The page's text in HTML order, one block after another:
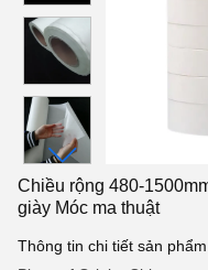
Chiều rộng 480-
giày Móc ma thuật
Thông tin chi tiết sản phẩm